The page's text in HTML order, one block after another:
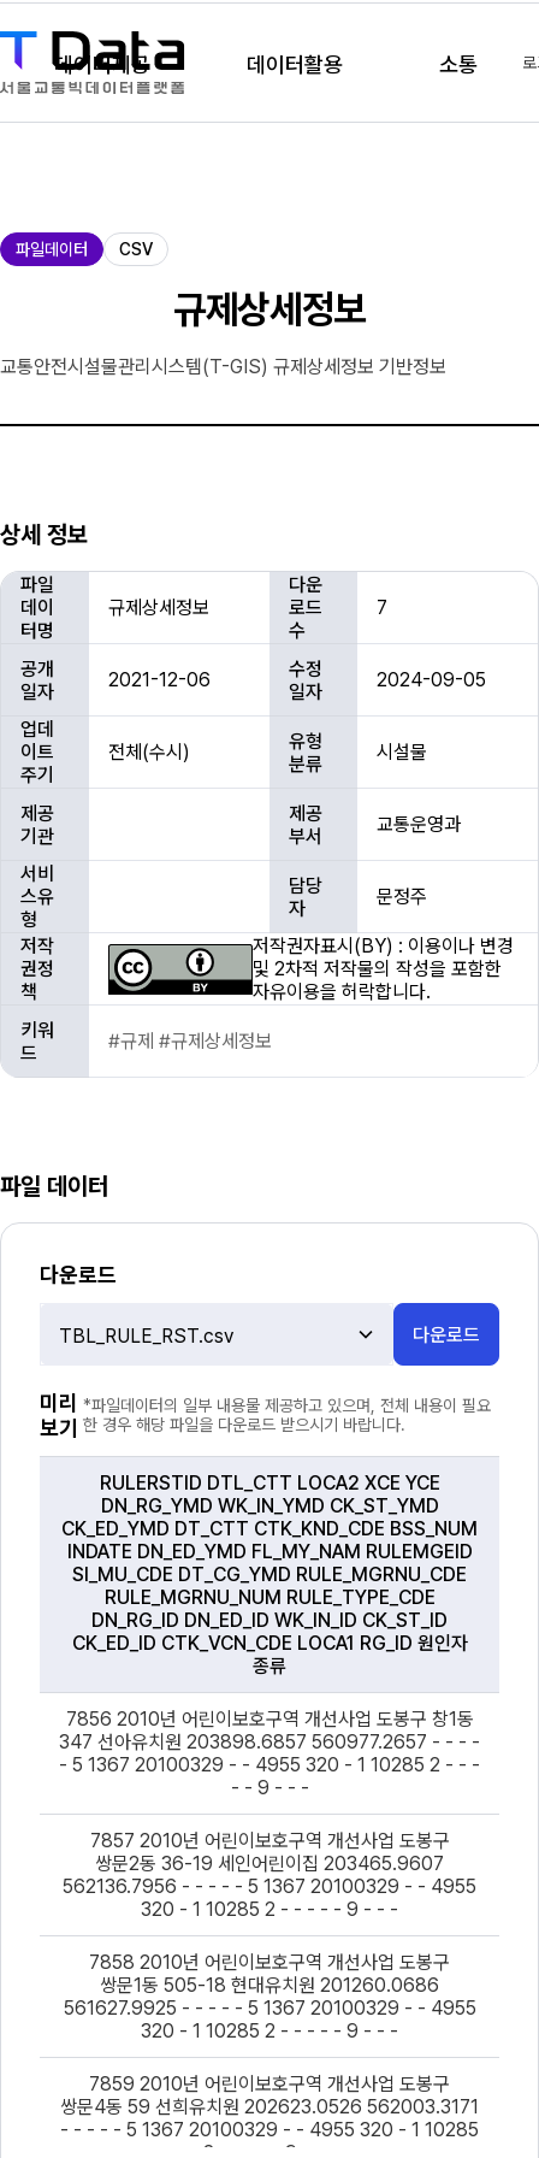
데이터제공 데이터활용 소통
제
공
파일데이터 CSV
규제상세정보
교통안전시설물관리시스템(T-GIS) 규제상세정보 기반정보
상세 정보
상 파일
데이
터명
규제상세정보
다운
로드
수
7
공개
일자
2021-12-06
수정
일자
2024-09-05
업데
이트
주기
전체(수시)
유형
분류
시설물
제공
기관
제공
부서
교통운영과
서비
스유
형
담당
자
문정주
저작
권정
책
저작권자표시(BY) : 이용이나 변경
및 2차적 저작물의 작성을 포함한
자유이용을 허락합니다.
키워
드
#규제 #규제상세정보
파일 데이터
다운로드
선
택
다운로드
미리
보기
*파일데이터의 일부 내용물 제공하고 있으며, 전체 내용이 필요
한 경우 해당 파일을 다운로드 받으시기 바랍니다.
CSV
미
RULERSTID DTL_CTT LOCA2 XCE YCE
DN_RG_YMD WK_IN_YMD CK_ST_YMD
CK_ED_YMD DT_CTT CTK_KND_CDE BSS_NUM
INDATE DN_ED_YMD FL_MY_NAM RULEMGEID
SI_MU_CDE DT_CG_YMD RULE_MGRNU_CDE
RULE_MGRNU_NUM RULE_TYPE_CDE
DN_RG_ID DN_ED_ID WK_IN_ID CK_ST_ID
CK_ED_ID CTK_VCN_CDE LOCA1 RG_ID 원인자
종류
7856 2010년 어린이보호구역 개선사업 도봉구 창1동
347 선아유치원 203898.6857 560977.2657 - - - -
- 5 1367 20100329 - - 4955 320 - 1 10285 2 - - -
- - 9 - - -
7857 2010년 어린이보호구역 개선사업 도봉구
쌍문2동 36-19 세인어린이집 203465.9607
562136.7956 - - - - - 5 1367 20100329 - - 4955
320 - 1 10285 2 - - - - - 9 - - -
7858 2010년 어린이보호구역 개선사업 도봉구
쌍문1동 505-18 현대유치원 201260.0686
561627.9925 - - - - - 5 1367 20100329 - - 4955
320 - 1 10285 2 - - - - - 9 - - -
7859 2010년 어린이보호구역 개선사업 도봉구
쌍문4동 59 선희유치원 202623.0526 562003.3171
- - - - - 5 1367 20100329 - - 4955 320 - 1 10285
2 - - - - - 9 - - -